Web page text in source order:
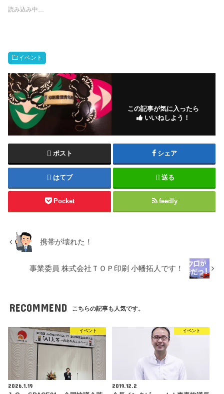
読み込み中…
イベント
この記事が気に入ったら
いいねしよう！
ポスト シェア
はてブ 送る
Pocket feedly
携帯が壊れた！
事業委員 株式会社ＴＯＰ印刷 小幡拓人です！
RECOMMEND こちらの記事も人気です。
イベント
2026.1.19
イベント
2019.12.2